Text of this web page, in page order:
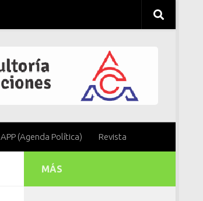
APP (Agenda Política) Revista
MÁS